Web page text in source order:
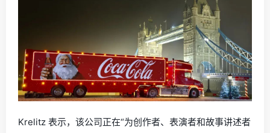
Krelitz 表示，该公司正在“为创作者、表演者和故事讲述者